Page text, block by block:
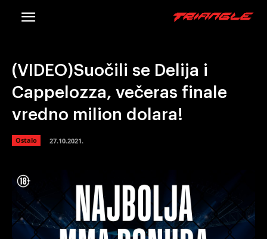
(VIDEO)Suočili se Delija i
Cappelozza, večeras finale
vredno milion dolara!
Ostalo 27.10.2021.